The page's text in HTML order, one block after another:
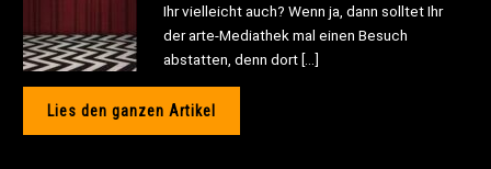
Ihr vielleicht auch? Wenn ja, dann solltet Ihr
der arte-Mediathek mal einen Besuch
abstatten, denn dort […]
Lies den ganzen Artikel